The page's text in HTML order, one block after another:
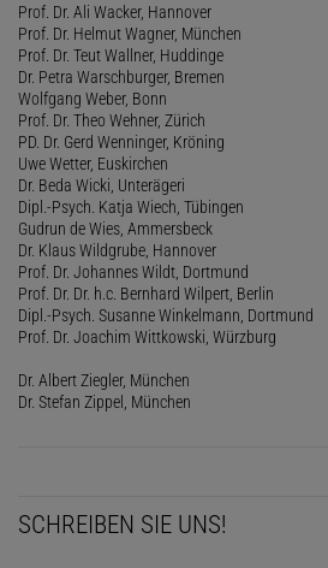
Prof. Dr. Ali Wacker, Hannover
Prof. Dr. Helmut Wagner, München
Prof. Dr. Teut Wallner, Huddinge
Dr. Petra Warschburger, Bremen
Wolfgang Weber, Bonn
Prof. Dr. Theo Wehner, Zürich
PD. Dr. Gerd Wenninger, Kröning
Uwe Wetter, Euskirchen
Dr. Beda Wicki, Unterägeri
Dipl.-Psych. Katja Wiech, Tübingen
Gudrun de Wies, Ammersbeck
Dr. Klaus Wildgrube, Hannover
Prof. Dr. Johannes Wildt, Dortmund
Prof. Dr. Dr. h.c. Bernhard Wilpert, Berlin
Dipl.-Psych. Susanne Winkelmann, Dortmund
Prof. Dr. Joachim Wittkowski, Würzburg
Dr. Albert Ziegler, München
Dr. Stefan Zippel, München
SCHREIBEN SIE UNS!